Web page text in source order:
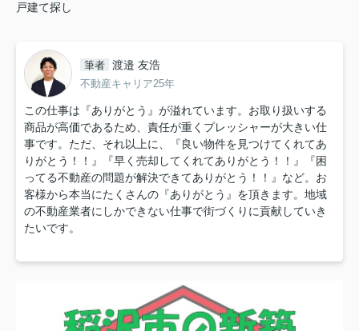
戸建て探し
筆者 渡邉 友浩
不動産キャリア25年
この仕事は『ありがとう』が溢れています。お取り扱いする
商品が高価であるため、責任が重くプレッシャーが大きい仕
事です。ただ、それ以上に、『良い物件を見つけてくれてあ
りがとう！！』『早く売却してくれてありがとう！！』『困
ってる不動産の問題が解決できてありがとう！！』など。お
客様から本当にたくさんの『ありがとう』を頂きます。地域
の不動産業者にしかできない仕事で街づくりに貢献していき
たいです。